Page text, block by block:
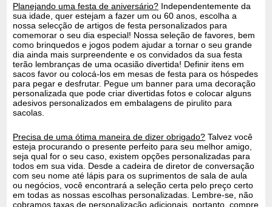
Planejando uma festa de aniversário? Independentemente da
sua idade, quer estejam a fazer um ou 60 anos, escolha a
nossa selecção de artigos de festa personalizados para
comemorar o seu dia especial! Nossa seleção de favores, bem
como brinquedos e jogos podem ajudar a tornar o seu grande
dia ainda mais surpreendente e os convidados da sua festa
terão lembranças de uma ocasião divertida! Definir itens em
sacos favor ou colocá-los em mesas de festa para os hóspedes
para pegar e desfrutar. Pegue um banner para uma decoração
personalizada que pode criar divertidas fotos e colocar alguns
adesivos personalizados em embalagens de pirulito para
sacolas.
Precisa de uma ótima maneira de dizer obrigado? Talvez você
esteja procurando o presente perfeito para seu melhor amigo,
seja qual for o seu caso, existem opções personalizadas para
todos em sua vida. Desde a cadeira de diretor de conversação
com seu nome até lápis para os suprimentos de sala de aula
ou negócios, você encontrará a seleção certa pelo preço certo
em todas as nossas escolhas personalizadas. Lembre-se, não
cobramos taxas de personalização adicionais, portanto, compre